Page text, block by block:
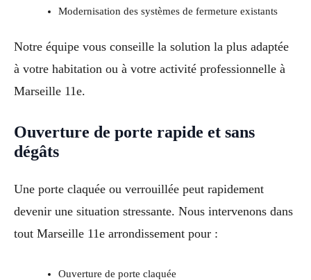
Modernisation des systèmes de fermeture existants
Notre équipe vous conseille la solution la plus adaptée
à votre habitation ou à votre activité professionnelle à
Marseille 11e.
Ouverture de porte rapide et sans
dégâts
Une porte claquée ou verrouillée peut rapidement
devenir une situation stressante. Nous intervenons dans
tout Marseille 11e arrondissement pour :
Ouverture de porte claquée